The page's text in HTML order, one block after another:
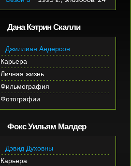
Дана Кэтрин Скалли
Джиллиан Андерсон
Карьера
Личная жизнь
Фильмография
Фотографии
Фокс Уильям Малдер
Дэвид Духовны
Карьера